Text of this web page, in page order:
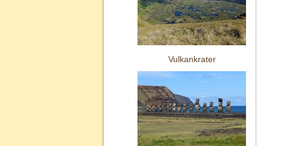
Vulkankrater